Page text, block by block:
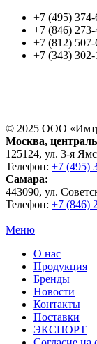
+7 (495)
+7 (846)
+7 (812)
+7 (343)
© 2025 ООО «
Москва,
125124, ул. 3-я
Телефон: +7 (495)
Самара:
443090, ул.
Телефон: +7 (846)
Меню
О нас
Продукция
Бренды
Новости
Контакты
Поставки
ЭКСПОРТ